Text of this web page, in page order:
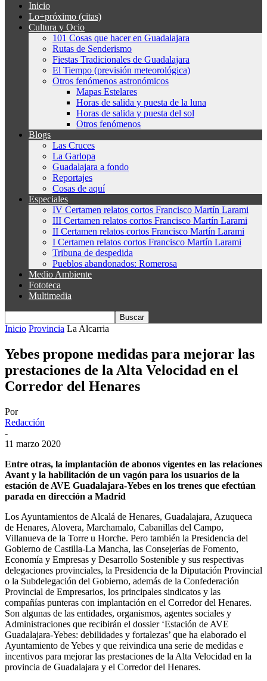
Inicio
Lo+próximo (citas)
Cultura y Ocio
101 Cosas que hacer en Guadalajara
Rutas de Senderismo
Fiestas Tradicionales de Guadalajara
El Tiempo (previsión meteorológica)
Otros fenómenos astronómicos
Mapas Estelares
Horas de salida y puesta de la luna
Horas de salida y puesta del sol
Otros fenómenos
Blogs
Las Cruces
La Garlopa
Guadalajara a fondo
Reportajes
Cosas de aquí
Especiales
IV Certamen relatos cortos Francisco Martín Larami
III Certamen relatos cortos Francisco Martín Larami
II Certamen relatos cortos Francisco Martín Larami
I Certamen relatos cortos Francisco Martín Larami
Tribuna de despedida
Pueblos abandonados: Romerosa
Medio Ambiente
Fototeca
Multimedia
Inicio Provincia La Alcarria
Yebes propone medidas para mejorar las
prestaciones de la Alta Velocidad en el
Corredor del Henares
Por
Redacción
-
11 marzo 2020
Entre otras, la implantación de abonos vigentes en las relaciones
Avant y la habilitación de un vagón para los usuarios de la
estación de AVE Guadalajara-Yebes en los trenes que efectúan
parada en dirección a Madrid
Los Ayuntamientos de Alcalá de Henares, Guadalajara, Azuqueca
de Henares, Alovera, Marchamalo, Cabanillas del Campo,
Villanueva de la Torre u Horche. Pero también la Presidencia del
Gobierno de Castilla-La Mancha, las Consejerías de Fomento,
Economía y Empresas y Desarrollo Sostenible y sus respectivas
delegaciones provinciales, la Presidencia de la Diputación Provincial
o la Subdelegación del Gobierno, además de la Confederación
Provincial de Empresarios, los principales sindicatos y las
compañías punteras con implantación en el Corredor del Henares.
Son algunas de las entidades, organismos, agentes sociales y
Administraciones que recibirán el dossier ‘Estación de AVE
Guadalajara-Yebes: debilidades y fortalezas’ que ha elaborado el
Ayuntamiento de Yebes y que reivindica una serie de medidas e
incentivos para mejorar las prestaciones de la Alta Velocidad en la
provincia de Guadalajara y el Corredor del Henares.